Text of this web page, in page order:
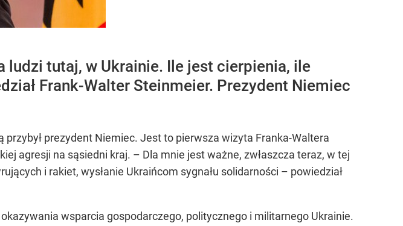
ludzi tutaj, w Ukrainie. Ile jest cierpienia, ile
Frank-Walter Steinmeier. Prezydent Niemiec
prezydent Niemiec. Jest to pierwsza wizyta Franka-Waltera
agresji na sąsiedni kraj. – Dla mnie jest ważne, zwłaszcza teraz, w tej
i rakiet, wysłanie Ukraińcom sygnału solidarności – powiedział
wsparcia gospodarczego, politycznego i militarnego Ukrainie.